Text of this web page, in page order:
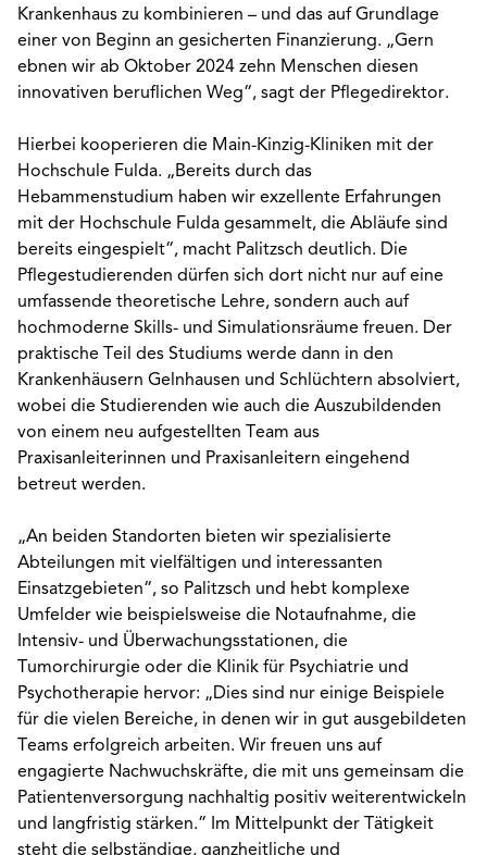
Krankenhaus zu kombinieren – und das auf Grundlage
einer von Beginn an gesicherten Finanzierung. „Gern
ebnen wir ab Oktober 2024 zehn Menschen diesen
innovativen beruflichen Weg“, sagt der Pflegedirektor.
Hierbei kooperieren die Main-Kinzig-Kliniken mit der
Hochschule Fulda. „Bereits durch das
Hebammenstudium haben wir exzellente Erfahrungen
mit der Hochschule Fulda gesammelt, die Abläufe sind
bereits eingespielt“, macht Palitzsch deutlich. Die
Pflegestudierenden dürfen sich dort nicht nur auf eine
umfassende theoretische Lehre, sondern auch auf
hochmoderne Skills- und Simulationsräume freuen. Der
praktische Teil des Studiums werde dann in den
Krankenhäusern Gelnhausen und Schlüchtern absolviert,
wobei die Studierenden wie auch die Auszubildenden
von einem neu aufgestellten Team aus
Praxisanleiterinnen und Praxisanleitern eingehend
betreut werden.
„An beiden Standorten bieten wir spezialisierte
Abteilungen mit vielfältigen und interessanten
Einsatzgebieten“, so Palitzsch und hebt komplexe
Umfelder wie beispielsweise die Notaufnahme, die
Intensiv- und Überwachungsstationen, die
Tumorchirurgie oder die Klinik für Psychiatrie und
Psychotherapie hervor: „Dies sind nur einige Beispiele
für die vielen Bereiche, in denen wir in gut ausgebildeten
Teams erfolgreich arbeiten. Wir freuen uns auf
engagierte Nachwuchskräfte, die mit uns gemeinsam die
Patientenversorgung nachhaltig positiv weiterentwickeln
und langfristig stärken.“ Im Mittelpunkt der Tätigkeit
steht die selbständige, ganzheitliche und